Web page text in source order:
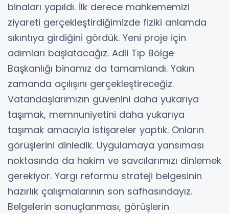
binaları yapıldı. İlk derece mahkememizi
ziyareti gerçekleştirdiğimizde fiziki anlamda
sıkıntıya girdiğini gördük. Yeni proje için
adımları başlatacağız. Adli Tıp Bölge
Başkanlığı binamız da tamamlandı. Yakın
zamanda açılışını gerçekleştireceğiz.
Vatandaşlarımızın güvenini daha yukarıya
taşımak, memnuniyetini daha yukarıya
taşımak amacıyla istişareler yaptık. Onların
görüşlerini dinledik. Uygulamaya yansıması
noktasında da hakim ve savcılarımızı dinlemek
gerekiyor. Yargı reformu strateji belgesinin
hazırlık çalışmalarının son safhasındayız.
Belgelerin sonuçlanması, görüşlerin